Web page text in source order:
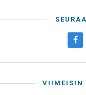
VIIMEISIN